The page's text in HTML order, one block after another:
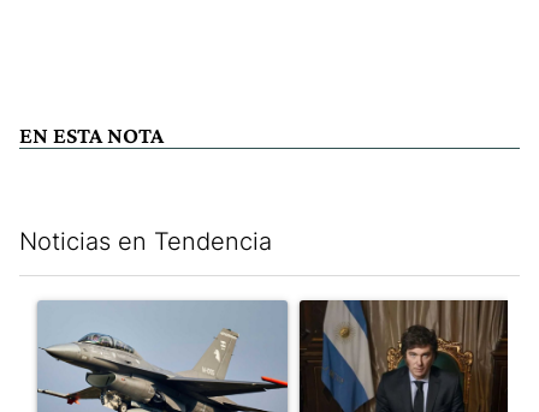
EN ESTA NOTA
Noticias en Tendencia
Un artículo de tendencia con el título "Los aviones F 16
Un artículo de tendencia